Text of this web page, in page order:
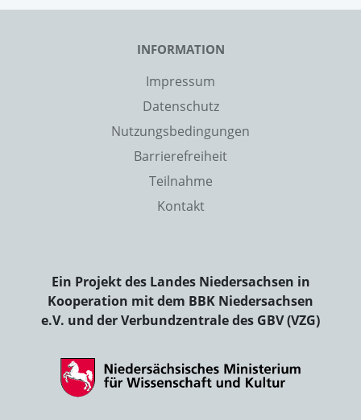
INFORMATION
Impressum
Datenschutz
Nutzungsbedingungen
Barrierefreiheit
Teilnahme
Kontakt
Ein Projekt des Landes Niedersachsen in
Kooperation mit dem BBK Niedersachsen
e.V. und der Verbundzentrale des GBV (VZG)